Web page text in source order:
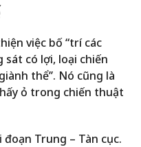
việc bố “trí các
sát có lợi, loại chiến
thể’’. Nó cũng là
ỏ trong chiến thuật
Trung – Tàn cục.